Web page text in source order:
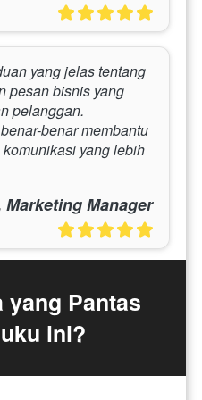
yang jelas tentang
pesan bisnis yang
pelanggan.
benar membantu
yang lebih
Marketing Manager
yang Pantas
ini?